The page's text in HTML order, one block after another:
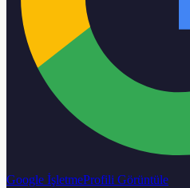
Google İşletmeProfili Görüntüle